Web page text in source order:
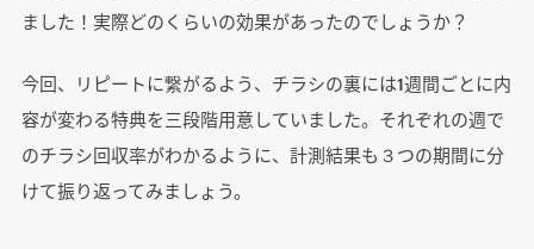
ました！実際どのくらいの効果があったのでしょうか？
今回、リピートに繋がるよう、チラシの裏には1週間ごとに内
容が変わる特典を三段階用意していました。それぞれの週で
のチラシ回収率がわかるように、計測結果も３つの期間に分
けて振り返ってみましょう。